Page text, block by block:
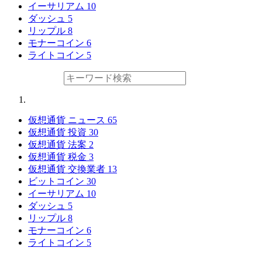
イーサリアム 10
ダッシュ 5
リップル 8
モナーコイン 6
ライトコイン 5
仮想通貨 ニュース 65
仮想通貨 投資 30
仮想通貨 法案 2
仮想通貨 税金 3
仮想通貨 交換業者 13
ビットコイン 30
イーサリアム 10
ダッシュ 5
リップル 8
モナーコイン 6
ライトコイン 5